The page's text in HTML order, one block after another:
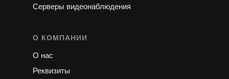
Серверы видеонаблюдения
О КОМПАНИИ
О нас
Реквизиты